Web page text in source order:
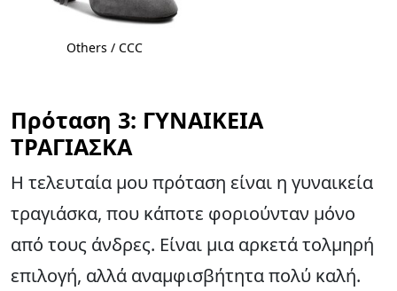
Others / CCC
Πρόταση 3: ΓΥΝΑΙΚΕΙΑ
ΤΡΑΓΙΑΣΚΑ
Η τελευταία μου πρόταση είναι η γυναικεία
τραγιάσκα, που κάποτε φοριούνταν μόνο
από τους άνδρες. Είναι μια αρκετά τολμηρή
επιλογή, αλλά αναμφισβήτητα πολύ καλή.